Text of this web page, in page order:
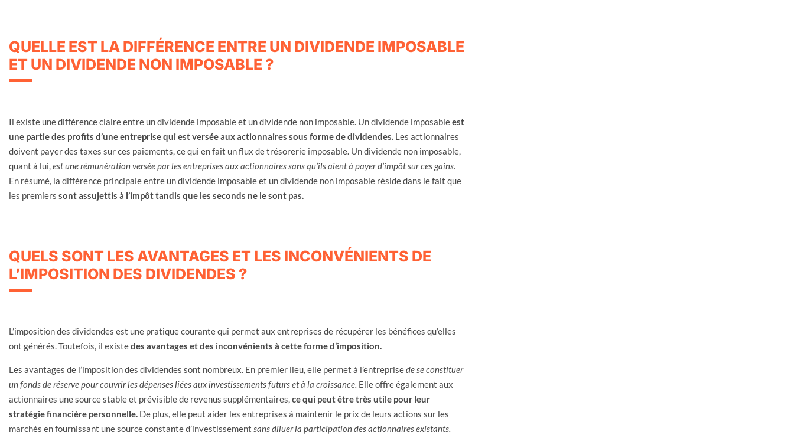
QUELLE EST LA DIFFÉRENCE ENTRE UN DIVIDENDE IMPOSABLE
ET UN DIVIDENDE NON IMPOSABLE ?
Il existe une différence claire entre un dividende imposable et un dividende non imposable. Un dividende imposableest
une partie des profits d’une entreprise qui est versée aux actionnaires sous forme de dividendes. Les actionnaires
doivent payer des taxes sur ces paiements, ce qui en fait un flux de trésorerie imposable. Un dividende non imposable,
quant à lui,est une rémunération versée par les entreprises aux actionnaires sans qu’ils aient à payer d’impôt sur ces gains.
En résumé, la différence principale entre un dividende imposable et un dividende non imposable réside dans le fait que
les premiers sont assujettis à l’impôt tandis que les seconds ne le sont pas.
QUELS SONT LES AVANTAGES ET LES INCONVÉNIENTS DE
L’IMPOSITION DES DIVIDENDES ?
L’imposition des dividendes est une pratique courante qui permet aux entreprises de récupérer les bénéfices qu’elles
ont générés. Toutefois, il existedes avantages et des inconvénients à cette forme d’imposition.
Les avantages de l’imposition des dividendes sont nombreux. En premier lieu, elle permet à l’entreprisede se constituer
un fonds de réserve pour couvrir les dépenses liées aux investissements futurs et à la croissance. Elle offre également aux
actionnaires une source stable et prévisible de revenus supplémentaires,ce qui peut être très utile pour leur
stratégie financière personnelle. De plus, elle peut aider les entreprises à maintenir le prix de leurs actions sur les
marchés en fournissant une source constante d’investissement sans diluer la participation des actionnaires existants.